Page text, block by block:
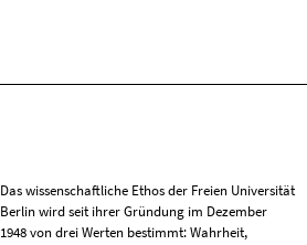
Das wissenschaftliche Ethos der Freien Universität
Berlin wird seit ihrer Gründung im Dezember
1948 von drei Werten bestimmt: Wahrheit,